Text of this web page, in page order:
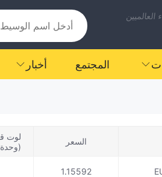
المجتمع أخبار
السعر
1.15592
لوت
(وحدة 100,000)